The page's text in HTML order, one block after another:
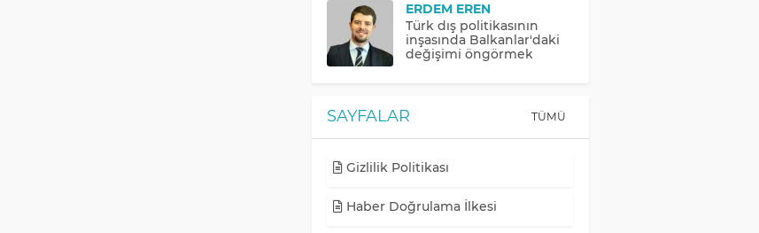
ERDEM EREN
Türk dış politikasının
inşasında Balkanlar'daki
değişimi öngörmek
SAYFALAR TÜMÜ
Gizlilik Politikası
Haber Doğrulama İlkesi